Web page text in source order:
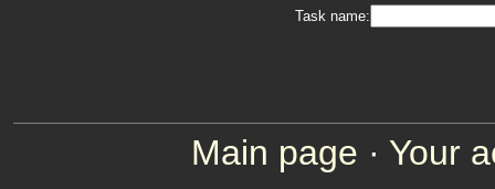
Task name:
Main page · Your